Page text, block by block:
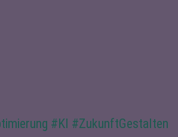
#KI #ZukunftGestalten